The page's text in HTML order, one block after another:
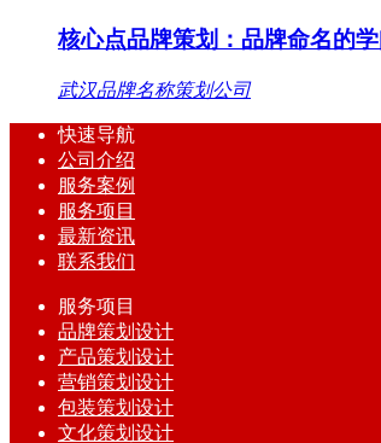
核心点品牌策划：品牌命名的
武汉品牌名称策划公司
快速导航
公司介绍
服务案例
服务项目
最新资讯
联系我们
服务项目
品牌策划设计
产品策划设计
营销策划设计
包装策划设计
文化策划设计